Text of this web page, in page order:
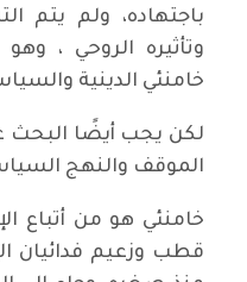
باجتهاده، ولم يتم
وتأثيره الروحي ،
خامنئي الدينية
لكن يجب أيضًا البحث
الموقف والنهج
خامنئي هو من أتباع
قطب وزعيم فدائيان